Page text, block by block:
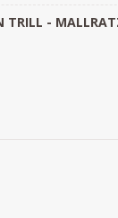
TRILL -